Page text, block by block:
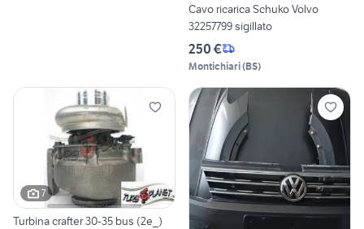
Cavo ricarica Schuko Volvo
32257799 sigillato
250 €
Montichiari(BS)
7
Turbina crafter 30-35 bus (2e_)